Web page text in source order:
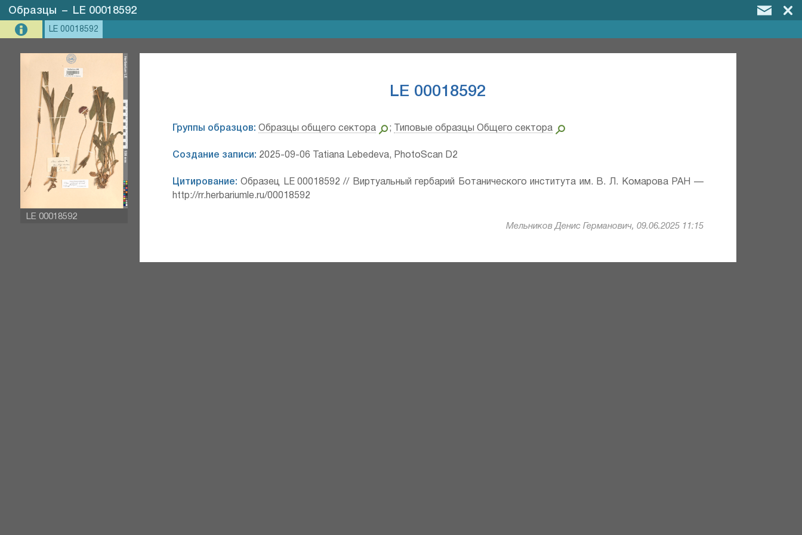
Образцы – LE 00018592
LE 00018592
LE 00018592
LE 00018592
Группы образцов: Образцы общего сектора ; Типовые образцы Общего сектора
Создание записи: 2025-09-06 Tatiana Lebedeva, PhotoScan D2
Цитирование: Образец LE 00018592 // Виртуальный гербарий Ботанического института им. В. Л. Комарова РАН —
http://rr.herbariumle.ru/00018592
Мельников Денис Германович, 09.06.2025 11:15